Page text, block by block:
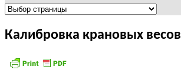
Меню
Калибровка крановых весов